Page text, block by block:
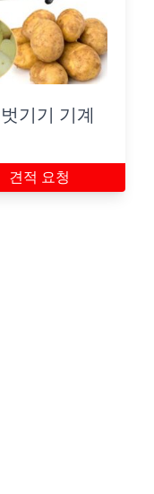
기기 기계
견적 요청